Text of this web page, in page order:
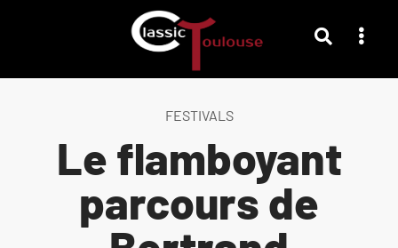
FESTIVALS
Le flamboyant
parcours de